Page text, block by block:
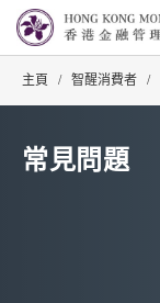
主頁 / 智醒消費者 /
常見問題